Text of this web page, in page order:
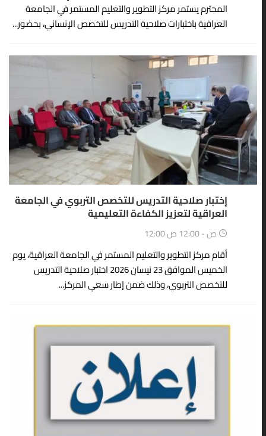
المحترم يستمر مركز التطوير والتعليم المستمر في الجامعة
العراقية باختبارات صلاحية التدريس للتخصص الإنساني، بحضور...
24
أبريل
إختبار صلاحية التدريس للتخصص التربوي في الجامعة
العراقية لتعزيز الكفاءة التعليمية
12:00 ص - 12:00 ص
أقام مركز التطوير والتعليم المستمر في الجامعة العراقية، يوم
الخميس الموافق 23 نيسان 2026 اختبار صلاحية التدريس
للتخصص التربوي، وذلك ضمن إطار سعي المركز...